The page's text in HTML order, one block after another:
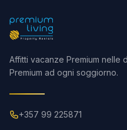
Affitti vacanze Premium nelle
Premium ad ogni soggiorno.
+357 99 225871